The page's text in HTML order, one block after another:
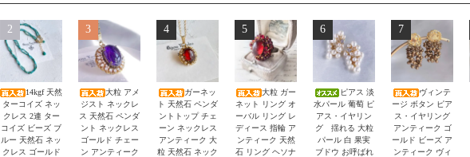
2
14kgf 天然
ターコイズ ネッ
クレス 2連 ター
コイズ ビーズ ブ
ルー 天然石 ネッ
クレス ゴールド
3
大粒 アメ
ジスト ネックレ
ス 天然石 ペンダ
ント ネックレス
ゴールド チェー
ン アンティーク
4
ガーネッ
ト 天然石 ペンダ
ントトップ チェ
ーン ネックレス
アンティーク 大
粒 天然石 ネック
5
大粒 ガー
ネット リング オ
ーバル リング レ
ディース 指輪 ア
ンティーク 天然
石 リング ヘソナ
6
ピアス 淡
水パール 葡萄 ピ
アス・イヤリン
グ 揺れる 大粒
パール 白 果実
ブドウ お呼ばれ
7
ヴィンテ
ージ ボタン ピア
ス・イヤリング
アンティーク ゴ
ールド ビーズ ア
ンティーク ヴィ